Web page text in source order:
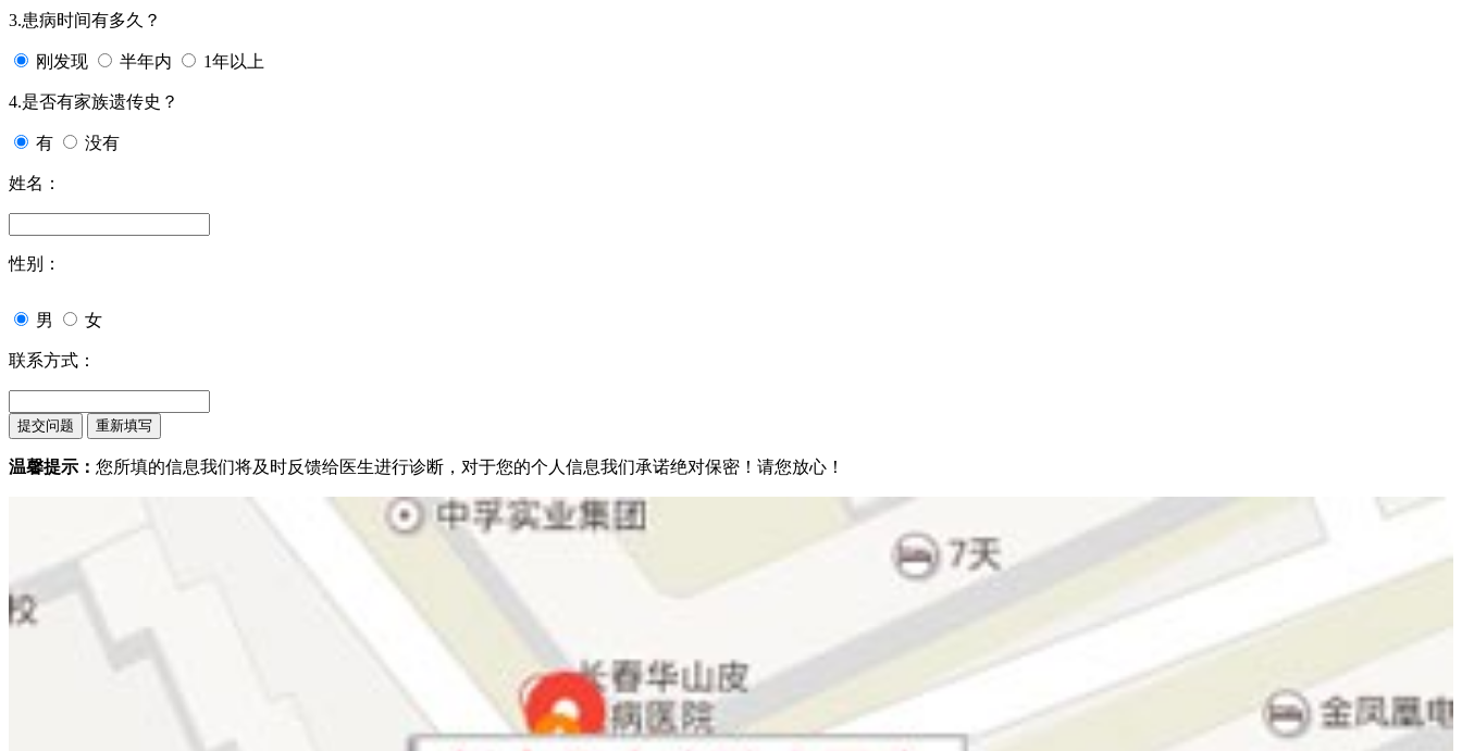
3.患病时间有多久？
刚发现 半年内 1年以上
4.是否有家族遗传史？
有 没有
姓名：
性别：
男 女
联系方式：
温馨提示： 您所填的信息我们将及时反馈给医生进行诊断，对于您的个人信息我们承诺绝对保密！请您放心！